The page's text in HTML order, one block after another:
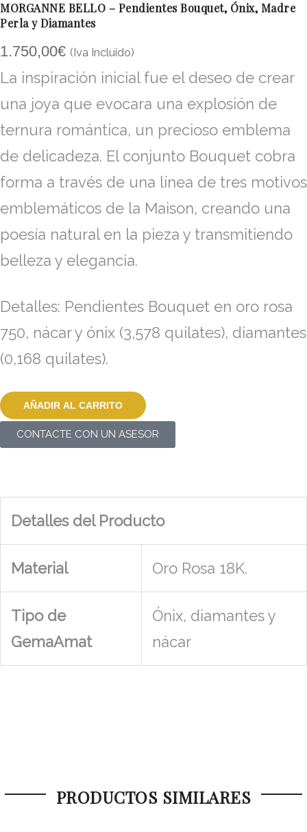
MORGANNE BELLO – Pendientes Bouquet, Ónix, Madre
Perla y Diamantes
1.750,00€ (Iva Incluido)
La inspiración inicial fue el deseo de crear
una joya que evocara una explosión de
ternura romántica, un precioso emblema
de delicadeza. El conjunto Bouquet cobra
forma a través de una línea de tres motivos
emblemáticos de la Maison, creando una
poesía natural en la pieza y transmitiendo
belleza y elegancia.
Detalles: Pendientes Bouquet en oro rosa
750, nácar y ónix (3,578 quilates), diamantes
(0,168 quilates).
AÑADIR AL CARRITO
CONTACTE CON UN ASESOR
Detalles del Producto
Material Oro Rosa 18K.
Tipo de
GemaAmat
Ónix, diamantes y
nácar
PRODUCTOS SIMILARES